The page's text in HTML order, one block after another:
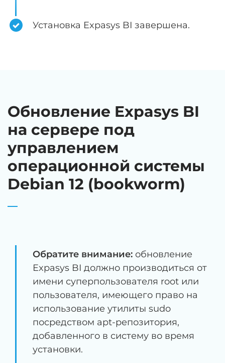
Установка Expasys BI завершена.
Обновление Expasys BI
на сервере под
управлением
операционной системы
Debian 12 (bookworm)
Обратите внимание: обновление
Expasys BI должно производиться от
имени суперпользователя root или
пользователя, имеющего право на
использование утилиты sudo
посредством apt-репозитория,
добавленного в систему во время
установки.